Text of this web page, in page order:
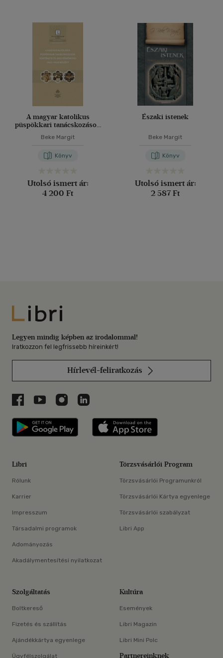
A magyar katolikus
püspökkari tanácskozások
1945-1948 között
Beke Margit
Könyv
Utolsó ismert ár:
4 200 Ft
Északi istenek
Beke Margit
Könyv
Utolsó ismert ár:
2 587 Ft
Libri
Legyen mindig képben az irodalommal!
Iratkozzon fel legfrissebb híreinkért!
Hírlevél-feliratkozás
Libri a Facebookon
Libri a Youtube-on
Libri az Instagramon
Libri a LinkedInen
Libri applikáció Szerezd meg: Google
Libri
Rólunk
Karrier
Impresszum
Társadalmi programok
Adományozás
Akadálymentesítési nyilatkozat
Törzsvásárlói Program
Törzsvásárlói Programunkról
Törzsvásárlói Kártya egyenlege
Törzsvásárlói szabályzat
Libri App
Szolgáltatás
Boltkereső
Fizetés és szállítás
Ajándékkártya egyenlege
Ügyfélszolgálat
Kultúra
Események
Libri Magazin
Libri Mini Polc
Partnereinknek